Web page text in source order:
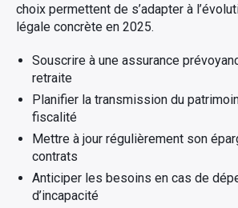
choix permettent de s’adapter à
légale concrète en 2025.
Souscrire à une assurance
retraite
Planifier la transmission du
fiscalité
Mettre à jour régulièrement son
contrats
Anticiper les besoins en cas de
d’incapacité